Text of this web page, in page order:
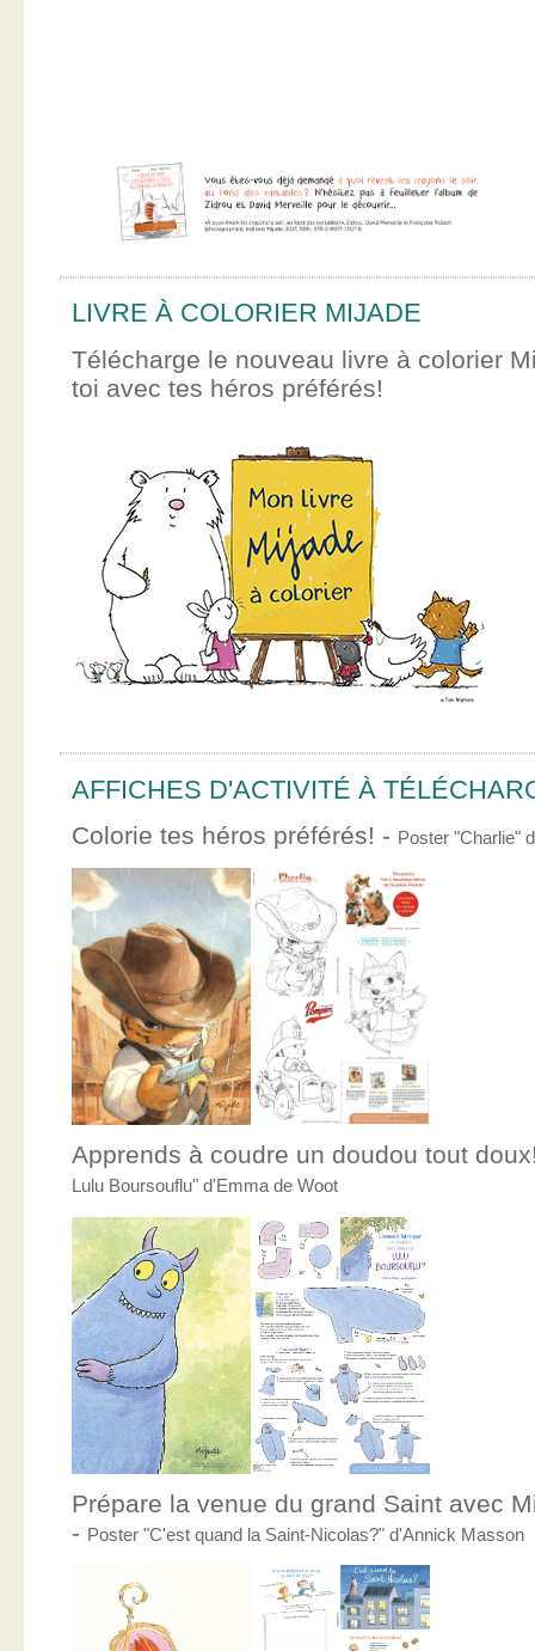
LIVRE À COLORIER MIJADE
Télécharge le nouveau livre à colorier
toi avec tes héros préférés!
AFFICHES D'ACTIVITÉ À
Colorie tes héros préférés! - Poster "Charlie"
Apprends à coudre un doudou tout
Lulu Boursouflu" d'Emma de Woot
Prépare la venue du grand Saint avec
- Poster "C'est quand la Saint-Nicolas?" d'Annick Masson